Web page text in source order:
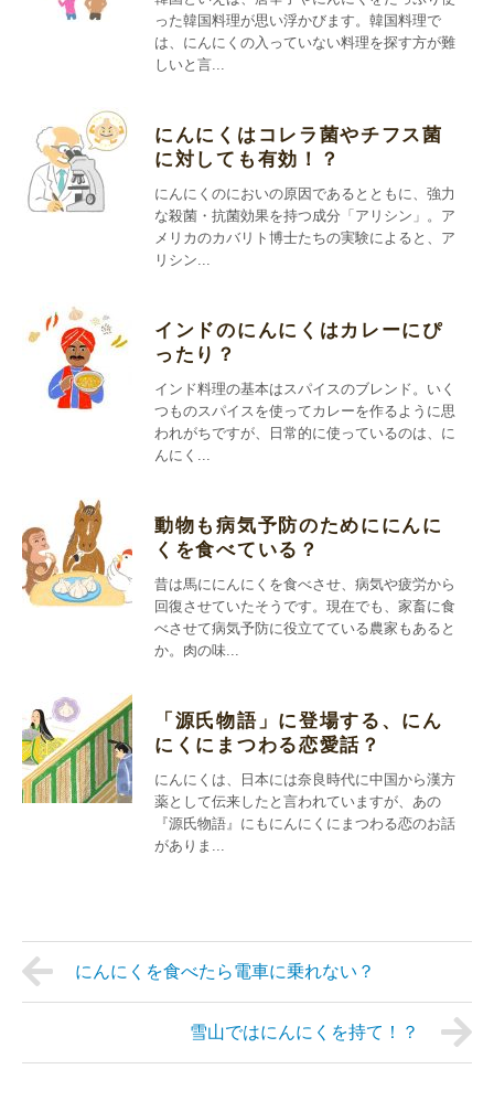
った韓国料理が思い浮かびます。韓国料理で
は、にんにくの入っていない料理を探す方が難
しいと言...
にんにくはコレラ菌やチフス菌
に対しても有効！？
にんにくのにおいの原因であるとともに、強力
な殺菌・抗菌効果を持つ成分「アリシン」。ア
メリカのカバリト博士たちの実験によると、ア
リシン...
インドのにんにくはカレーにぴ
ったり？
インド料理の基本はスパイスのブレンド。いく
つものスパイスを使ってカレーを作るように思
われがちですが、日常的に使っているのは、に
んにく...
動物も病気予防のためににんに
くを食べている？
昔は馬ににんにくを食べさせ、病気や疲労から
回復させていたそうです。現在でも、家畜に食
べさせて病気予防に役立てている農家もあると
か。肉の味...
「源氏物語」に登場する、にん
にくにまつわる恋愛話？
にんにくは、日本には奈良時代に中国から漢方
薬として伝来したと言われていますが、あの
『源氏物語』にもにんにくにまつわる恋のお話
がありま...
にんにくを食べたら電車に乗れない？
雪山ではにんにくを持て！？